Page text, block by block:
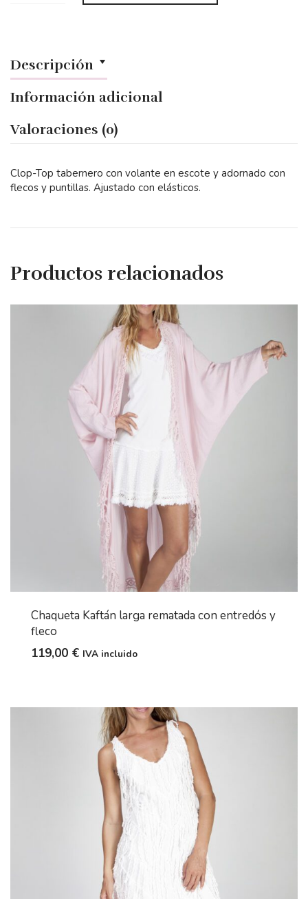
Descripción
Información adicional
Valoraciones (0)
Clop-Top tabernero con volante en escote y adornado con
flecos y puntillas. Ajustado con elásticos.​
Productos relacionados
Chaqueta Kaftán larga rematada con entredós y
fleco
119,00 € IVA incluido